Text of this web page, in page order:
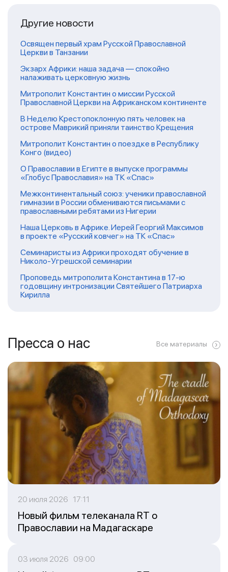
Другие новости
Освящен первый храм Русской Православной
Церкви в Танзании
Экзарх Африки: наша задача — спокойно
налаживать церковную жизнь
Митрополит Константин о миссии Русской
Православной Церкви на Африканском континенте
В Неделю Крестопоклонную пять человек на
острове Маврикий приняли таинство Крещения
Митрополит Константин о поездке в Республику
Конго (видео)
О Православии в Египте в выпуске программы
«Глобус Православия» на ТК «Спас»
Межконтинентальный союз: ученики православной
гимназии в России обмениваются письмами с
православными ребятами из Нигерии
Наша Церковь в Африке. Иерей Георгий Максимов
в проекте «Русский ковчег» на ТК «Спас»
Семинаристы из Африки проходят обучение в
Николо-Угрешской семинарии
Проповедь митрополита Константина в 17-ю
годовщину интронизации Святейшего Патриарха
Кирилла
Пресса о нас Все материалы
20 июля 2026 17:11
Новый фильм телеканала RT о
Православии на Мадагаскаре
03 июля 2026 09:00